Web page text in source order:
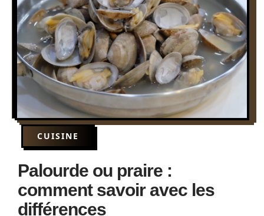
CUISINE
Palourde ou praire :
comment savoir avec les
différences